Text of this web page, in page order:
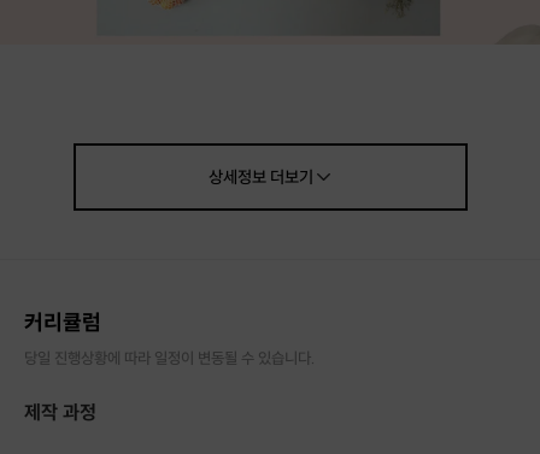
레터링이 담긴 리스는 다른 곳에서는 만나볼수 없는 특별한 상품이랍니다.
상세정보더보기
커리큘럼
당일 진행상황에 따라 일정이 변동될 수 있습니다.
제작 과정